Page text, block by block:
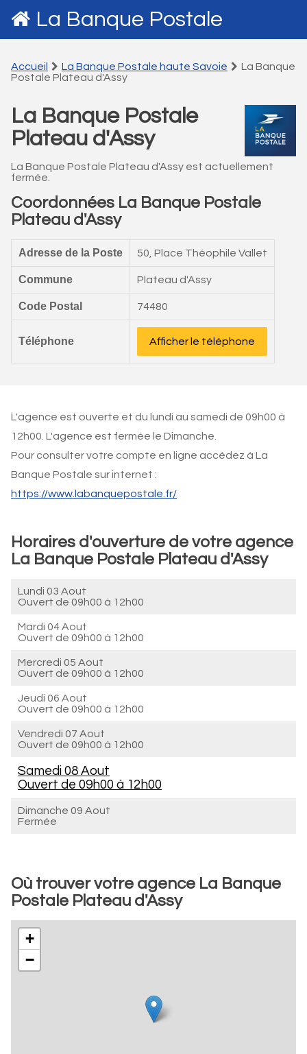
La Banque Postale
Accueil La Banque Postale haute Savoie
La Banque
Postale Plateau d'Assy
La Banque Postale
Plateau d'Assy
La Banque Postale Plateau d'Assy est actuellement
fermée.
Coordonnées La Banque Postale
Plateau d'Assy
Adresse de la Poste 50, Place Théophile Vallet
Commune Plateau d'Assy
Code Postal 74480
Téléphone Afficher le téléphone
L'agence est ouverte et du lundi au samedi de 09h00 à
12h00. L'agence est fermée le Dimanche.
Pour consulter votre compte en ligne accédez à La
Banque Postale sur internet :
https://www.labanquepostale.fr/
Horaires d'ouverture de votre agence
La Banque Postale Plateau d'Assy
Lundi 03 Aout
Ouvert de 09h00 à 12h00
Mardi 04 Aout
Ouvert de 09h00 à 12h00
Mercredi 05 Aout
Ouvert de 09h00 à 12h00
Jeudi 06 Aout
Ouvert de 09h00 à 12h00
Vendredi 07 Aout
Ouvert de 09h00 à 12h00
Samedi 08 Aout
Ouvert de 09h00 à 12h00
Dimanche 09 Aout
Fermée
Où trouver votre agence La Banque
Postale Plateau d'Assy
+
−